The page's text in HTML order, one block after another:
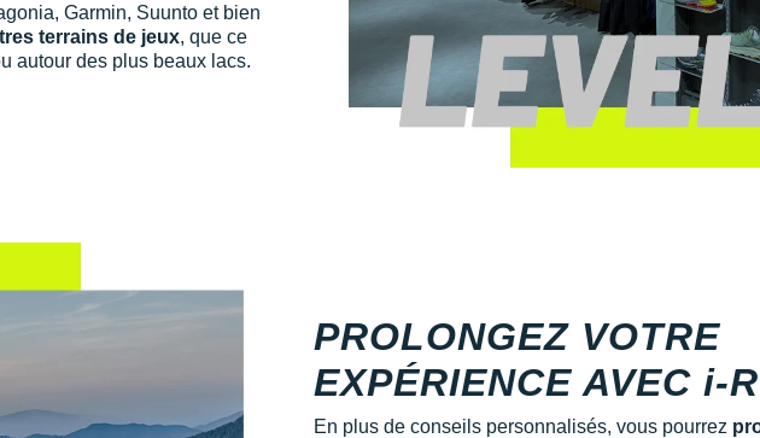
Garmin, Suunto et bien
terrains de jeux, que ce
autour des plus beaux lacs.
PROLONGEZ VOTRE
EXPÉRIENCE AVEC i-
En plus de conseils personnalisés, vous pourrez